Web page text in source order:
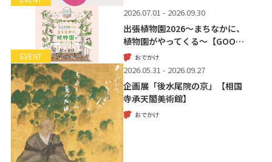
EVENT
2026.07.01 - 2026.09.30
出張植物園2026～まちなかに、
植物園がやってくる～【GOO…
おでかけ
2026.05.31 - 2026.09.27
企画展「後水尾院の京」【相国
寺承天閣美術館】
おでかけ